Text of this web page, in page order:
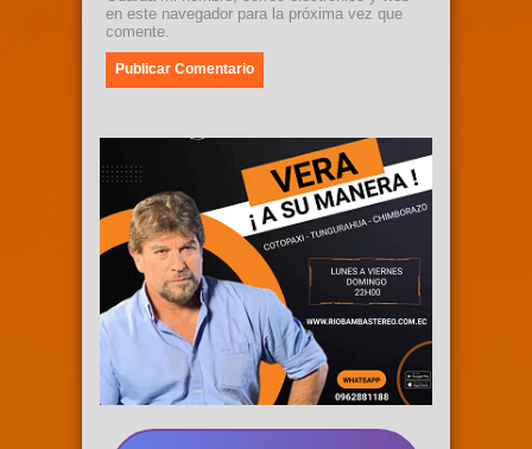
en este navegador para la próxima vez que
comente.